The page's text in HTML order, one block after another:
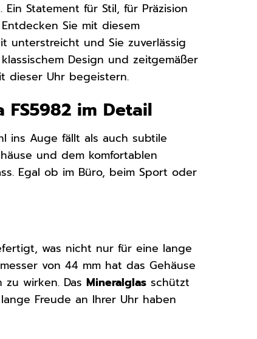
Statement für Stil, für Präzision
Sie mit diesem
unterstreicht und Sie zuverlässig
Design und zeitgemäßer
dieser Uhr begeistern.
FS5982 im Detail
ins Auge fällt als auch subtile
und dem komfortablen
Egal ob im Büro, beim Sport oder
was nicht nur für eine lange
von 44 mm hat das Gehäuse
zu wirken. DasMineralglas schützt
Freude an Ihrer Uhr haben